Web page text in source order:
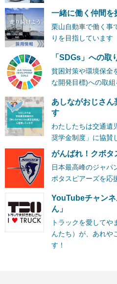
一緒に働く仲間を
栗山自動車で働く事
りを目指しています
「SDGs」への取
貧困対策や環境保全
な開発目標)への取組
あしながおじさん
す
わたしたちは交通遺
奨学金制度」に協賛
がんばれ！クボタ
日本最高峰のジャパ
ボタスピアーズを応
YouTubeチャン
ん」
トラックを愛してや
んたち）が、あれや
す！